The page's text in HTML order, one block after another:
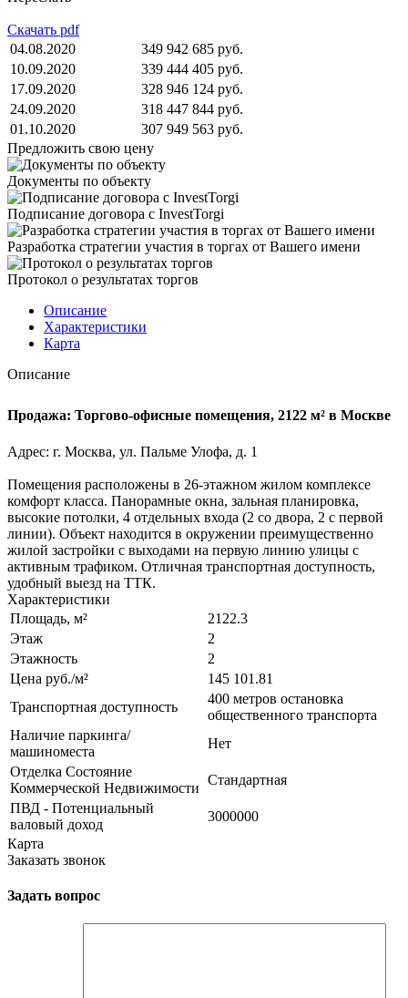
Скачать pdf
04.08.2020
349 942 685 руб.
10.09.2020
339 444 405 руб.
17.09.2020
328 946 124 руб.
24.09.2020
318 447 844 руб.
01.10.2020
307 949 563 руб.
Предложить свою цену
Документы по объекту
Подписание договора с InvestTorgi
Разработка стратегии участия в торгах от Вашего имени
Протокол о результатах торгов
Описание
Характеристики
Карта
Описание
Продажа: Торгово-офисные помещения, 2122 м² в Москве
Адрес: г. Москва, ул. Пальме Улофа, д. 1
Помещения расположены в 26-этажном жилом комплексе
комфорт класса. Панорамные окна, зальная планировка,
высокие потолки, 4 отдельных входа (2 со двора, 2 с первой
линии). Объект находится в окружении преимущественно
жилой застройки с выходами на первую линию улицы с
активным трафиком. Отличная транспортная доступность,
удобный выезд на ТТК.
Характеристики
Площадь, м²
2122.3
Этаж
2
Этажность
2
Цена руб./м²
145 101.81
Транспортная доступность
400 метров остановка
общественного транспорта
Наличие паркинга/
машиноместа
Нет
Отделка Состояние
Коммерческой Недвижимости
Стандартная
ПВД - Потенциальный
валовый доход
3000000
Карта
Заказать звонок
Задать вопрос